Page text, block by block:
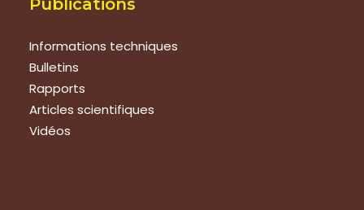
Publications
Informations techniques
Bulletins
Rapports
Articles scientifiques
Vidéos